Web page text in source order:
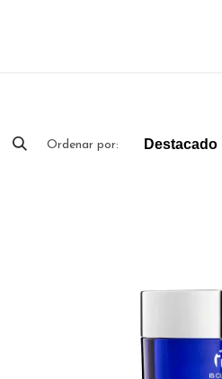
Ordenar por: Destacado